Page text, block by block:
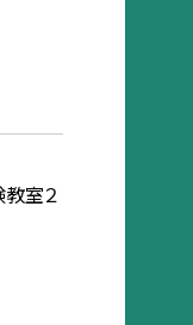
教室２